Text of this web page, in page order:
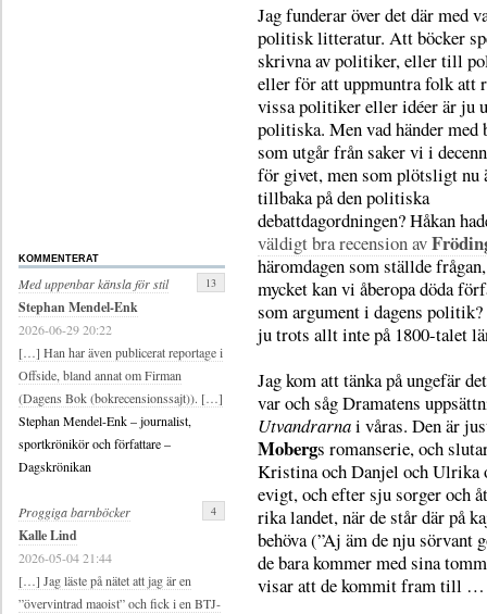
Jag funderar över det där med
politisk litteratur. Att böcker
skrivna av politiker, eller till
eller för att uppmuntra folk att
vissa politiker eller idéer är ju
politiska. Men vad händer med
som utgår från saker vi i
för givet, men som plötsligt nu
tillbaka på den politiska
debattdagordningen? Håkan
väldigt bra recension av
häromdagen som ställde
mycket kan vi åberopa döda
som argument i dagens
ju trots allt inte på 1800-talet
Jag kom att tänka på ungefär
var och såg Dramatens
Utvandrarnai våras. Den är
Mobergs romanserie, och
Kristina och Danjel och Ulrika
evigt, och efter sju sorger och
rika landet, när de står där på
behöva (”Aj äm de nju sörvant
de bara kommer med sina
visar att de kommit fram till …
KOMMENTERAT
Med uppenbar känsla för stil
Stephan Mendel-Enk
2026-06-29 20:22
[…] Han har även publicerat reportage i
Offside, bland annat om Firman
(Dagens Bok (bokrecensionssajt)). […]
Stephan Mendel-Enk – journalist,
sportkrönikör och författare –
Dagskrönikan
13
Proggiga barnböcker
Kalle Lind
2026-05-04 21:44
[…] Jag läste på nätet att jag är en
”övervintrad maoist” och fick i en BTJ-
4